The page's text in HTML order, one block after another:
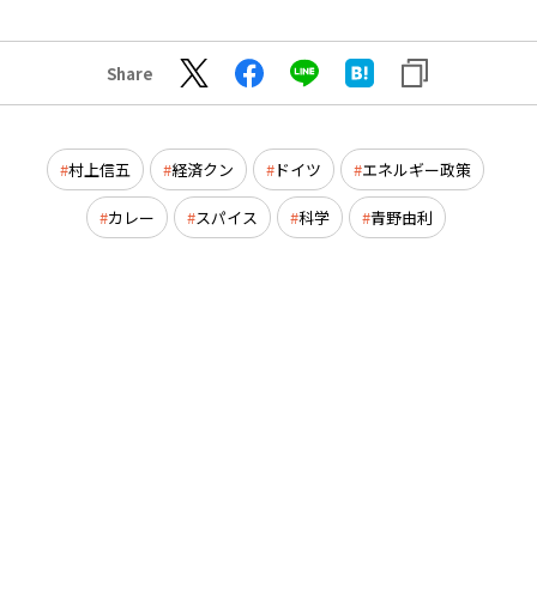
Share
村上信五 経済クン ドイツ エネルギー政策
カレー スパイス 科学 青野由利